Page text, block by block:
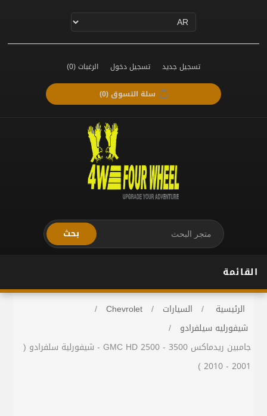
تسجيل جديد تسجيل دخول الرغبات(0)
سلة التسوق(0)
بحث
القائمة
الرئيسية / السيارات /
Chevrolet
/
شيفورليه سيلفرادو
/
جامبين ريدماكس GMC HD 2500 - 3500 - شيفورلية سلفرادو (
2001 - 2010 )